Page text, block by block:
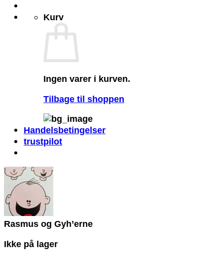
Kurv
Ingen varer i kurven.
Tilbage til shoppen
Handelsbetingelser
trustpilot
Rasmus og Gyh’erne
Ikke på lager